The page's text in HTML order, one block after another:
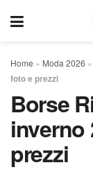
Home » Moda 2026 »
foto e prezzi
Borse
inverno
prezzi